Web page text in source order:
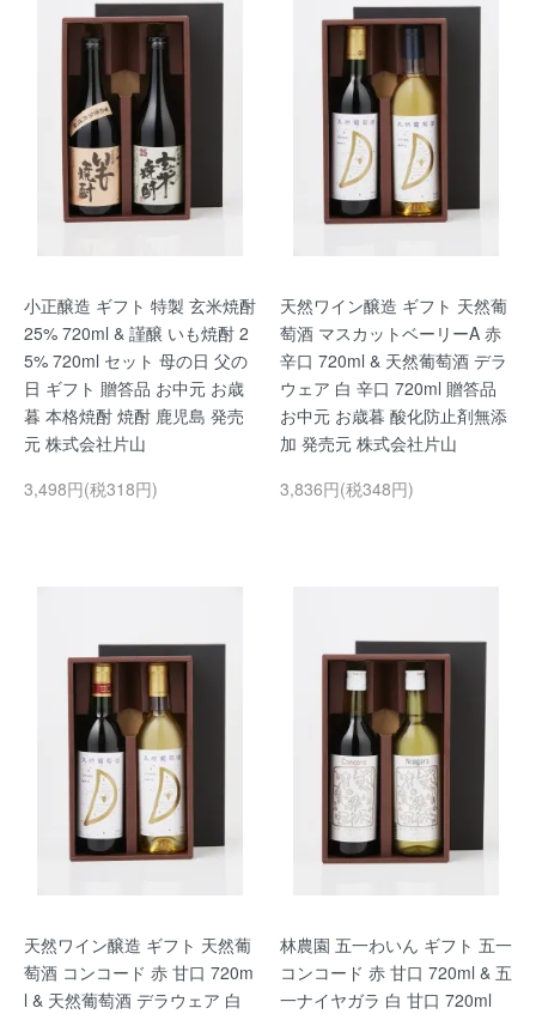
小正醸造 ギフト 特製 玄米焼酎
25% 720ml & 謹醸 いも焼酎 2
5% 720ml セット 母の日 父の
日 ギフト 贈答品 お中元 お歳
暮 本格焼酎 焼酎 鹿児島 発売
元 株式会社片山
3,498円(税318円)
天然ワイン醸造 ギフト 天然葡
萄酒 マスカットベーリーA 赤
辛口 720ml & 天然葡萄酒 デラ
ウェア 白 辛口 720ml 贈答品
お中元 お歳暮 酸化防止剤無添
加 発売元 株式会社片山
3,836円(税348円)
天然ワイン醸造 ギフト 天然葡
萄酒 コンコード 赤 甘口 720m
l & 天然葡萄酒 デラウェア 白
林農園 五一わいん ギフト 五一
コンコード 赤 甘口 720ml & 五
一ナイヤガラ 白 甘口 720ml